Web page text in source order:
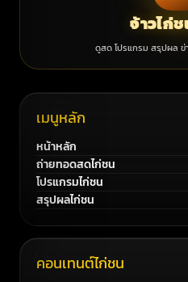
จ้าวไก่
ดูสด โปรแกรม สรุปผล ข่
เมนูหลัก
หน้าหลัก
ถ่ายทอดสดไก่ชน
โปรแกรมไก่ชน
สรุปผลไก่ชน
คอนเทนต์ไก่ชน